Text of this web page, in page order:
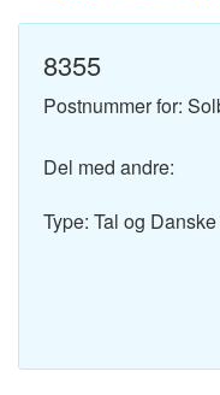
8355
Postnummer for:
Del med andre:
Type: Tal og